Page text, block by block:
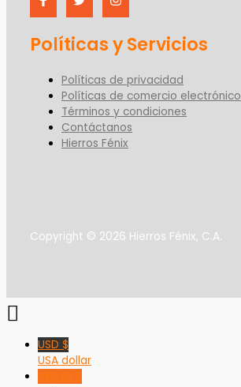
Políticas y Servicios
Políticas de privacidad
Políticas de comercio electrónico
Términos y condiciones
Contáctanos
Hierros Fénix
Copyright © 2026 Hierros Fénix, C.A.
USD $
USA dollar
VED Bs F